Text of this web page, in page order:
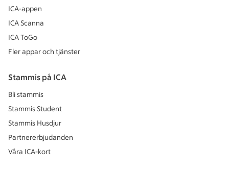
ICA-appen
ICA Scanna
ICA ToGo
Fler appar och tjänster
Stammis på ICA
Bli stammis
Stammis Student
Stammis Husdjur
Partnererbjudanden
Våra ICA-kort